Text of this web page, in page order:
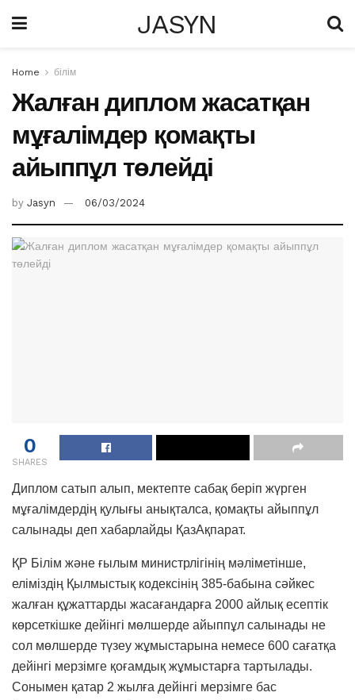
JASYN
Home білім
Жалған диплом жасатқан
мұғалімдер қомақты
айыппұл төлейді
by Jasyn 06/03/2024
0
SHARES
Диплом сатып алып, мектепте сабақ беріп жүрген
мұғалімдердің қулығы анықталса, қомақты айыппұл
салынады деп хабарлайды ҚазАқпарат.
ҚР Білім және ғылым министрлігінің мәліметінше,
еліміздің Қылмыстық кодексiнің 385-бабына сәйкес
жалған құжаттарды жасағандарға 2000 айлық есептік
көрсеткiшке дейiнгi мөлшерде айыппұл салынады не
сол мөлшерде түзеу жұмыстарына немесе 600 сағатқа
дейінгі мерзімге қоғамдық жұмыстарға тартылады.
Сонымен қатар 2 жылға дейінгі мерзімге бас